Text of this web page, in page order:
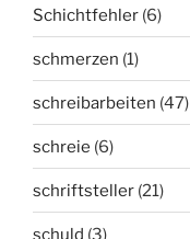
Schichtfehler (6)
schmerzen (1)
schreibarbeiten (47)
schreie (6)
schriftsteller (21)
schuld (3)